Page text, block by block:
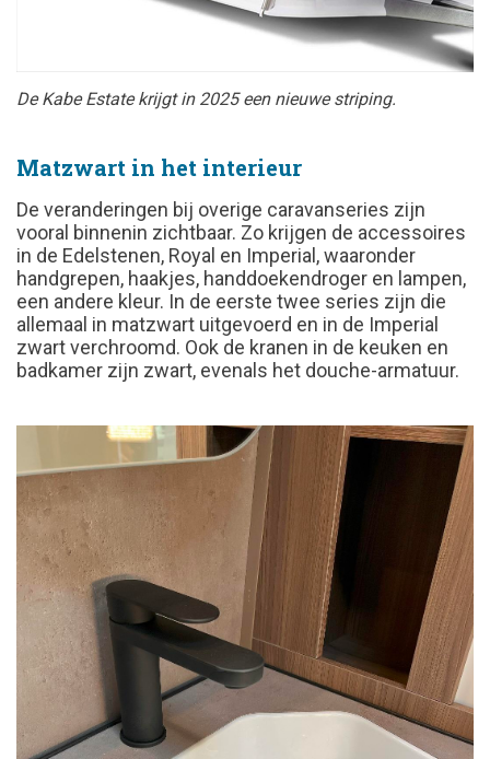
De Kabe Estate krijgt in 2025 een nieuwe striping.
Matzwart in het interieur
De veranderingen bij overige caravanseries zijn
vooral binnenin zichtbaar. Zo krijgen de accessoires
in de Edelstenen, Royal en Imperial, waaronder
handgrepen, haakjes, handdoekendroger en lampen,
een andere kleur. In de eerste twee series zijn die
allemaal in matzwart uitgevoerd en in de Imperial
zwart verchroomd. Ook de kranen in de keuken en
badkamer zijn zwart, evenals het douche-armatuur.